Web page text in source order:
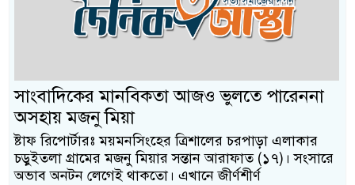
সাংবাদিকের মানবিকতা আজও ভুলতে পারেননা
অসহায় মজনু মিয়া
ষ্টাফ রিপোর্টারঃ ময়মনসিংহের ত্রিশালের চরপাড়া এলাকার
চড়ুইতলা গ্রামের মজনু মিয়ার সন্তান আরাফাত (১৭)। সংসারে
অভাব অনটন লেগেই থাকতো। এখানে জীর্ণশীর্ণ